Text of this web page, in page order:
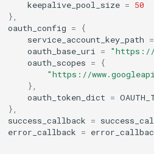
keepalive_pool_size = 50
},
oauth_config =
{
service_account_key_path =
oauth_base_uri
=
"https://
oauth_scopes =
{
"https://
},
oauth_token_dict =
},
success_callback =
error_callback =